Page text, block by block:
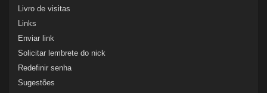
Livro de visitas
Links
Enviar link
Solicitar lembrete do nick
Redefinir senha
Sugestões